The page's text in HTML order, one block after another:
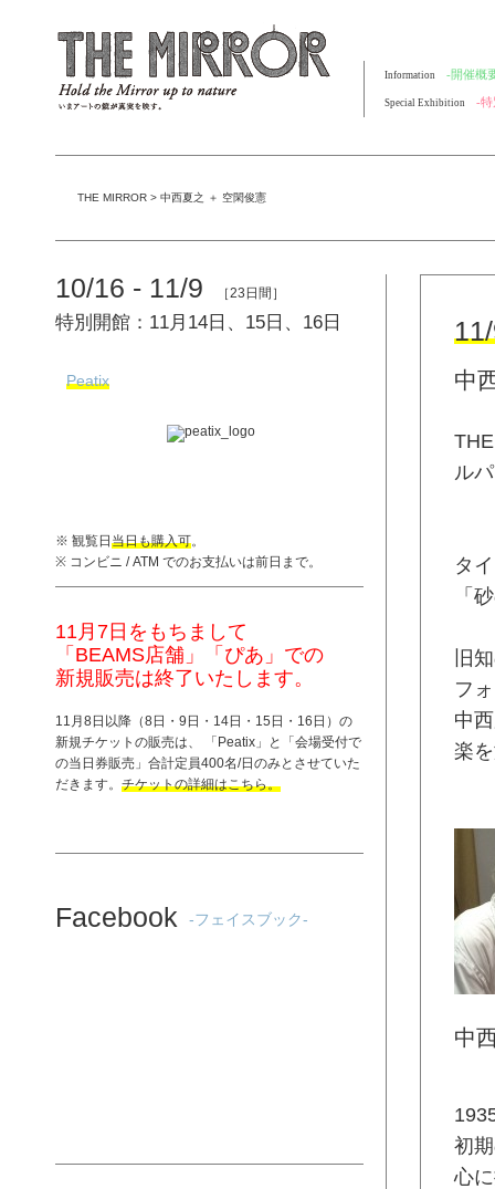
Information -開催概
Special Exhibition -特
THE MIRROR > 中西夏之 ＋ 空閑俊憲
10/16 - 11/9 ［23日間］
特別開館：11月14日、15日、16日
Peatix
※ 観覧日 当日も購入可。
※ コンビニ / ATM でのお支払いは前日まで。
11月7日をもちまして
「BEAMS店舗」「ぴあ」での
新規販売は終了いたします。
11月8日以降（8日・9日・14日・15日・16日）の
新規チケットの販売は、 「 Peatix 」と「 会場受付で
の当日券販売 」合計定員400名/日のみとさせていた
だきます。 チケットの詳細はこちら。
Facebook -フェイスブック-
中
ル
タ
「
旧
フ
中
楽
中
初
心